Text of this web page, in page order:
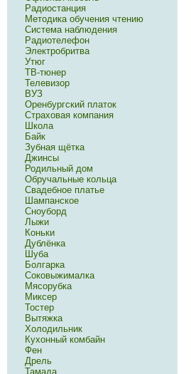
Радиостанция
Методика обучения чтению
Система наблюдения
Радиотелефон
Электробритва
Утюг
ТВ-тюнер
Телевизор
ВУЗ
Оренбургский платок
Страховая компания
Школа
Байк
Зубная щётка
Джинсы
Родильный дом
Обручальные кольца
Свадебное платье
Шампанское
Сноуборд
Лыжи
Коньки
Дублёнка
Шуба
Болгарка
Соковыжималка
Мясорубка
Миксер
Тостер
Вытяжка
Холодильник
Кухонный комбайн
Фен
Дрель
Тамада